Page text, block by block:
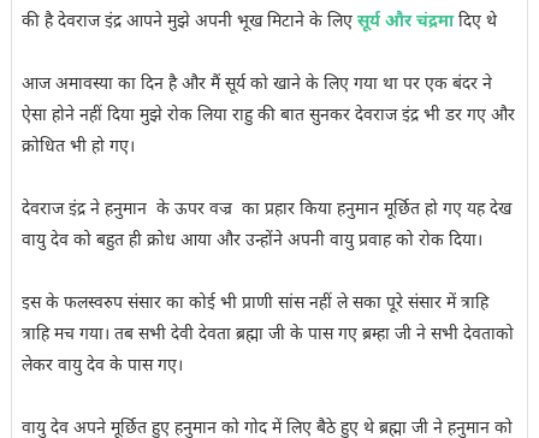
की है देवराज इंद्र आपने मुझे अपनी भूख मिटाने के लिए सूर्य और चंद्रमादिए थे
आज अमावस्या का दिन है और मैं सूर्य को खाने के लिए गया था पर एक बंदर ने
ऐसा होने नहीं दिया मुझे रोक लिया राहु की बात सुनकर देवराज इंद्र भी डर गए और
क्रोधित भी हो गए।
देवराज इंद्र ने हनुमान के ऊपर वज्र का प्रहार किया हनुमान मूर्छित हो गए यह देख
वायु देव को बहुत ही क्रोध आया और उन्होंने अपनी वायु प्रवाह को रोक दिया।
इस के फलस्वरुप संसार का कोई भी प्राणी सांस नहीं ले सका पूरे संसार में त्राहि
त्राहि मच गया। तब सभी देवी देवता ब्रह्मा जी के पास गए ब्रम्हा जी ने सभी देवताको
लेकर वायु देव के पास गए।
वायु देव अपने मूर्छित हुए हनुमान को गोद में लिए बैठे हुए थे ब्रह्मा जी ने हनुमान को